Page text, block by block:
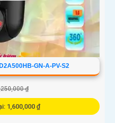
GN-A-PV-S2
₫
1,600,000 ₫